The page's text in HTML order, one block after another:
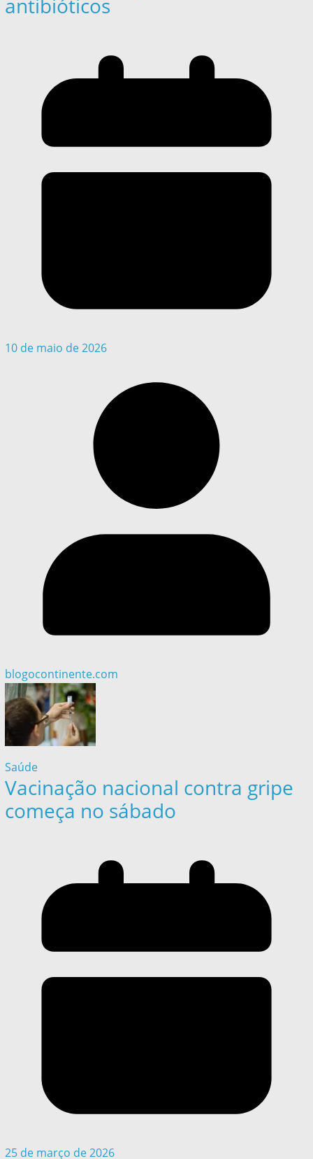
antibióticos
10 de maio de 2026
blogocontinente.com
Saúde
Vacinação nacional contra gripe
começa no sábado
25 de março de 2026